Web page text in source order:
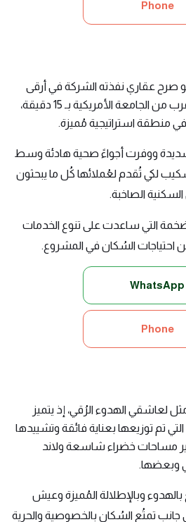
Phone
صرح عقاري نفذته الشركة في أرقى
مواقع القاهرة الجديدة وبالقرب من الجامعة الأمريكية بـ 15 دقيقة،
منطقة استراتيجية مُميزة.
ووفرت أجواءً صحية هادئة وسط
لكي تُقدم لعُملائها كُل ما يبحثون
الصاخبة.
التي ساعدت على تنوع الخدمات
احتياجات السُكان في المشروع.
WhatsApp
Phone
لعاشقي الهدوء الرُقي، إذ يتميز
تم توزيعها بعناية فائقة وتشييدها
مساحات خضراء شاسعة ولاند
وبعضها.
وبالإطلالة المُميزة وعيش
جانب تمتُع السُكان بالخصوصية والحرية